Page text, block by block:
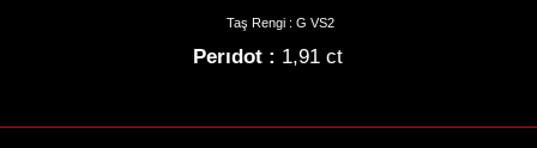
Taş Rengi : G VS2
Perıdot : 1,91 ct